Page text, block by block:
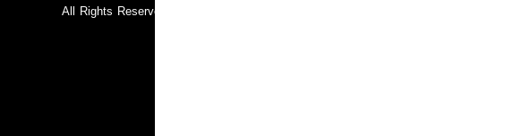
All Rights Reserved.